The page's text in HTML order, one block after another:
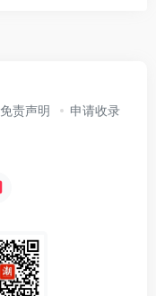
免责声明 申请收录